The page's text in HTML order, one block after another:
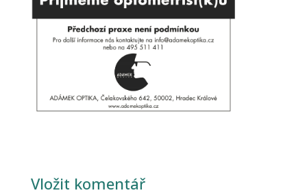
Vložit komentář